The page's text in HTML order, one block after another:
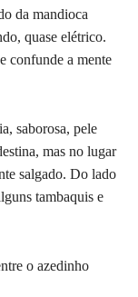
da mandioca
quase elétrico.
confunde a mente
saborosa, pele
mas no lugar
salgado. Do lado
tambaquis e
o azedinho